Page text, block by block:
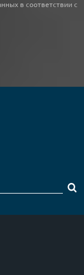
в соответствии с